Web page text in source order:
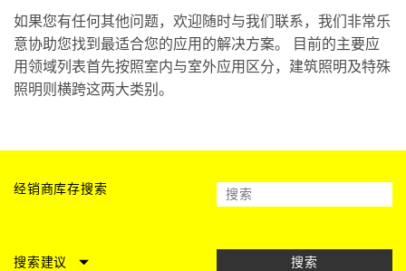
如果您有任何其他问题，欢迎随时与我们联系，我们非常乐
意协助您找到最适合您的应用的解决方案。 目前的主要应
用领域列表首先按照室内与室外应用区分，建筑照明及特殊
照明则横跨这两大类别。
经销商库存搜索
搜索建议 搜索